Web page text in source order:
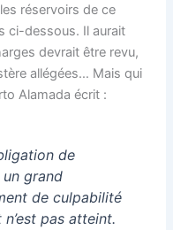
réservoirs de ce
ci-dessous. Il aurait
devrait être revu,
allégées… Mais qui
Alamada écrit :
de
grand
de culpabilité
pas atteint.